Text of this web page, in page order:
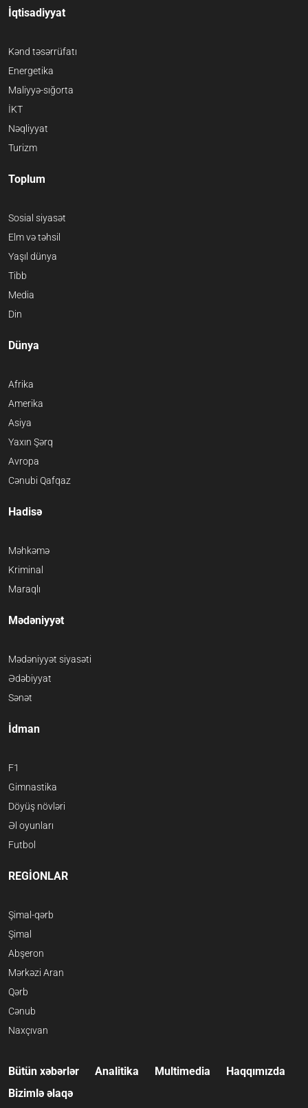
İqtisadiyyat
Kənd təsərrüfatı
Energetika
Maliyyə-sığorta
İKT
Nəqliyyat
Turizm
Toplum
Sosial siyasət
Elm və təhsil
Yaşıl dünya
Tibb
Media
Din
Dünya
Afrika
Amerika
Asiya
Yaxın Şərq
Avropa
Cənubi Qafqaz
Hadisə
Məhkəmə
Kriminal
Maraqlı
Mədəniyyət
Mədəniyyət siyasəti
Ədəbiyyat
Sənət
İdman
F1
Gimnastika
Döyüş növləri
Əl oyunları
Futbol
REGİONLAR
Şimal-qərb
Şimal
Abşeron
Mərkəzi Aran
Qərb
Cənub
Naxçıvan
Bütün xəbərlər Analitika Multimedia
Haqqımızda
Bizimlə əlaqə